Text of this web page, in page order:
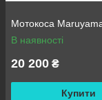
Мотокоса
В наявності
20 200 ₴
Купити